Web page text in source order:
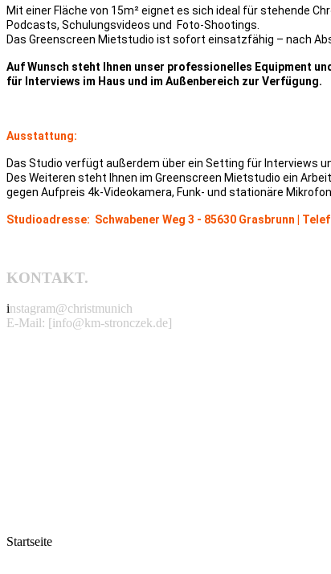
Mit einer Fläche von 15m² eignet es sich ideal für stehende
Podcasts, Schulungsvideos und Foto-Shootings.
Das Greenscreen Mietstudio ist sofort einsatzfähig – nach
Auf Wunsch steht Ihnen unser professionelles Equipment
für Interviews im Haus und im Außenbereich zur Verfügung.
Ausstattung:
Das Studio verfügt außerdem über ein Setting für Interviews
Des Weiteren steht Ihnen im Greenscreen Mietstudio ein
gegen Aufpreis 4k-Videokamera, Funk- und stationäre
Studioadresse: Schwabener Weg 3 - 85630 Grasbrunn |
KONTAKT.
instagram@christmunich
E-Mail: [info@km-stronczek.de]
Startseite